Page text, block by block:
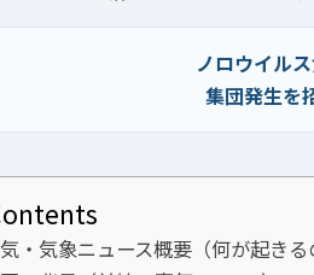
ノロウイル
集団発生を
・気象ニュース概要（何が起きる